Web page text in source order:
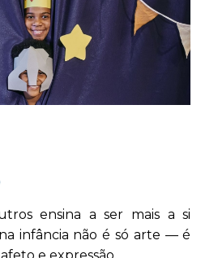
ensina a ser mais a si
infância não é só arte — é